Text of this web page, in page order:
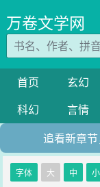
万卷文学网
首页 玄幻
科幻
言情
追看新章
字体 大 中 小